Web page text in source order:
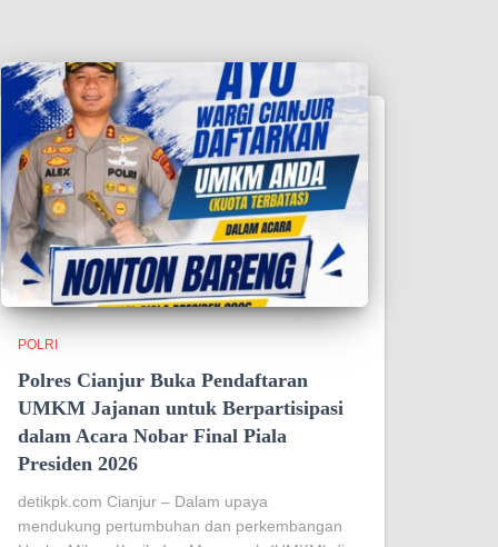
POLRI
Polres Cianjur Buka Pendaftaran
UMKM Jajanan untuk Berpartisipasi
dalam Acara Nobar Final Piala
Presiden 2026
detikpk.com ‎‎Cianjur – Dalam upaya
mendukung pertumbuhan dan perkembangan